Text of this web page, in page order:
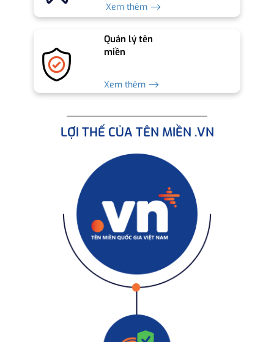
Xem thêm ⟶
Quản lý tên
miền
Xem thêm ⟶
LỢI THẾ CỦA TÊN MIỀN .VN